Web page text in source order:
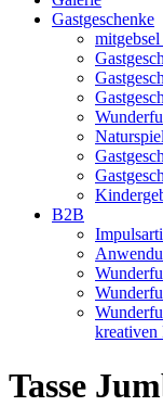
Gastgeschenke
B2B
kreativen
Tasse